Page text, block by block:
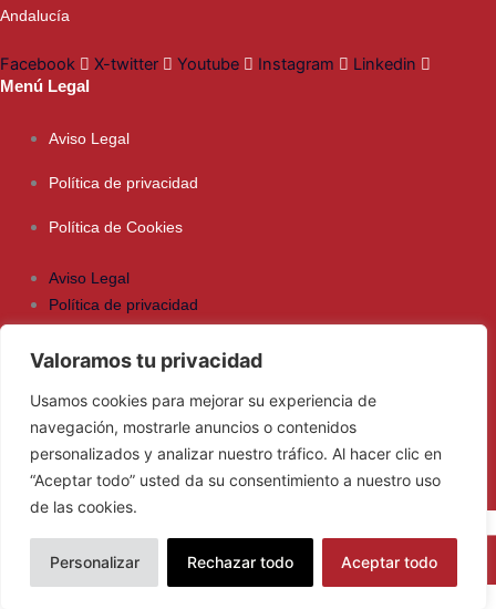
Valoramos tu privacidad
Usamos cookies para mejorar su experiencia de
navegación, mostrarle anuncios o contenidos
personalizados y analizar nuestro tráfico. Al hacer clic en
“Aceptar todo” usted da su consentimiento a nuestro uso
de las cookies.
Personalizar Rechazar todo Aceptar todo
Andalucía
Facebook X-twitter Youtube Instagram Linkedin
Menú Legal
Aviso Legal
Política de privacidad
Política de Cookies
Aviso Legal
Política de privacidad
Política de Cookies
C/ Arquímedes, 2 41.092 Isla de la Cartuja – Sevilla.
635 616 025
ajeandalucia@ajeandalucia.org
Mengisoft - Web alojada en
Cyberneticos